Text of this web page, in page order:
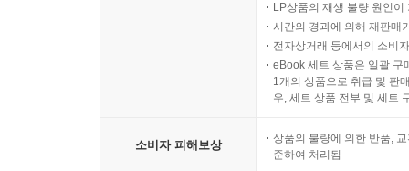
LP상품의 재생 불량 원인
시간의 경과에 의해 재판매
전자상거래 등에서의 소비
eBook 세트 상품은 일괄 구
1개의 상품으로 취급 및 판
우, 세트 상품 전부 및 세트
소비자 피해보상
상품의 불량에 의한 반품,
준하여 처리됨